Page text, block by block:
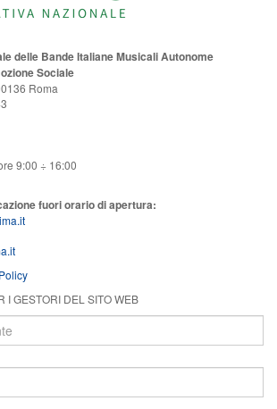
delle Bande Italiane Musicali Autonome
Sociale
Roma
9:00 ÷ 16:00
fuori orario di apertura:
I GESTORI DEL SITO WEB